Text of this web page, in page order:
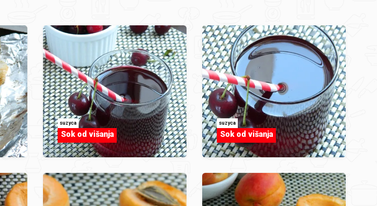
suzyca
Sok od višanja
suzyca
Sok od višanja